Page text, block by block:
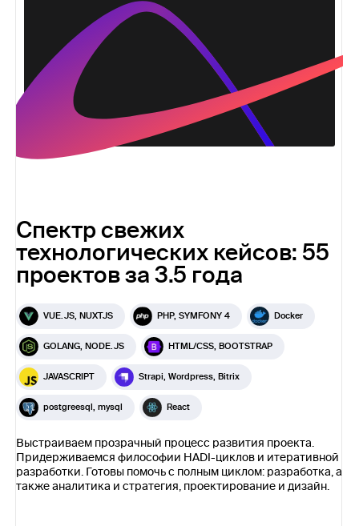
Спектр свежих
технологических кейсов: 55
проектов за 3.5 года
VUE.JS, NUXTJS PHP, SYMFONY 4 Docker
GOLANG, NODE.JS HTML/CSS, BOOTSTRAP
JAVASCRIPT Strapi, Wordpress, Bitrix
postgreesql, mysql React
Выстраиваем прозрачный процесс развития проекта.
Придерживаемся философии HADI-циклов и итеративной
разработки. Готовы помочь с полным циклом: разработка, а
также аналитика и стратегия, проектирование и дизайн.